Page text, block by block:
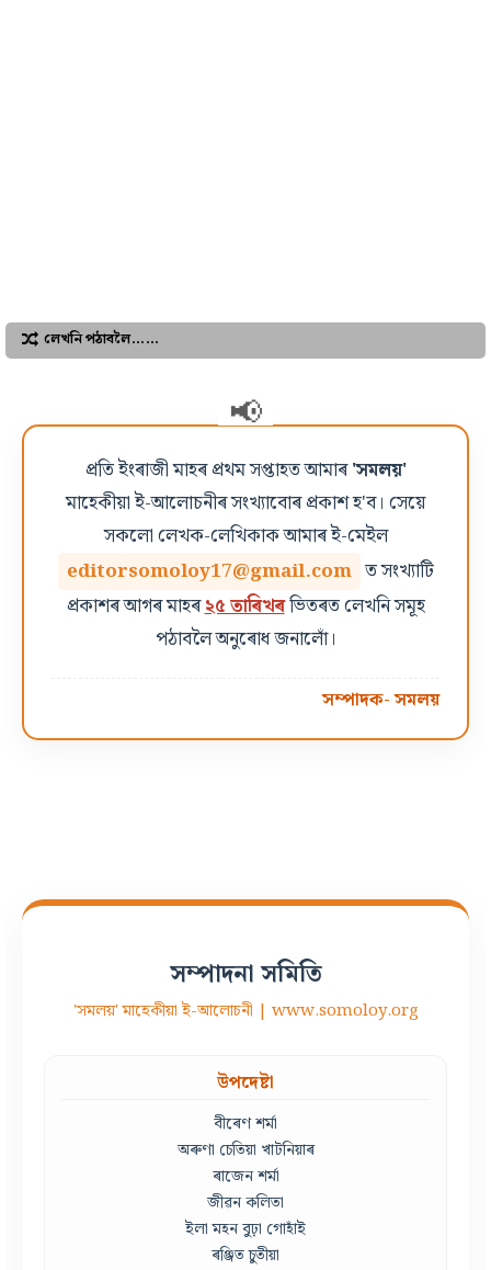
লেখনি পঠাবলৈ……
প্ৰতি ইংৰাজী মাহৰ প্ৰথম সপ্তাহত আমাৰ'সমলয়'
মাহেকীয়া ই-আলোচনীৰ সংখ্যাবোৰ প্ৰকাশ হ'ব। সেয়ে
সকলো লেখক-লেখিকাক আমাৰ ই-মেইল
editorsomoloy17@gmail.com ত সংখ্যাটি
প্ৰকাশৰ আগৰ মাহৰ২৫ তাৰিখৰভিতৰত লেখনি সমূহ
পঠাবলৈ অনুৰোধ জনালোঁ।
সম্পাদক- সমলয়
সম্পাদনা সমিতি
'সমলয়' মাহেকীয়া ই-আলোচনী | www.somoloy.org
উপদেষ্টা
বীৰেণ শৰ্মা
অৰুণা চেতিয়া খাটনিয়াৰ
ৰাজেন শৰ্মা
জীৱন কলিতা
ইলা মহন বুঢ়া গোহাঁই
ৰঞ্জিত চুতীয়া